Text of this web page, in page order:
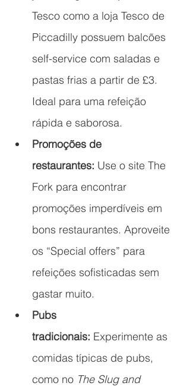
Tesco como a loja Tesco de
Piccadilly possuem balcões
self-service com saladas e
pastas frias a partir de £3.
Ideal para uma refeição
rápida e saborosa.
Promoções de
restaurantes: Use o site The
Fork para encontrar
promoções imperdíveis em
bons restaurantes. Aproveite
os “Special offers” para
refeições sofisticadas sem
gastar muito.
Pubs
tradicionais: Experimente as
comidas típicas de pubs,
como no The Slug and